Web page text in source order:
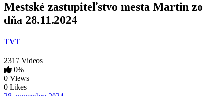
Mestské zastupiteľstvo mesta Martin zo
dňa 28.11.2024
TVT
2317 Videos
0%
0 Views
0 Likes